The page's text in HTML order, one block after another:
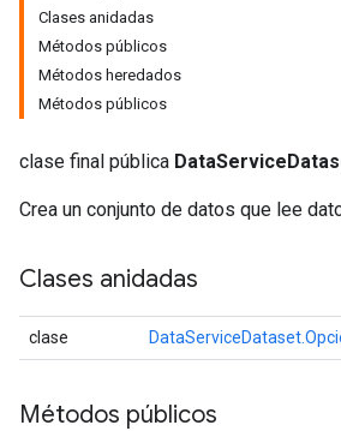
Clases anidadas
Métodos públicos
Métodos heredados
Métodos públicos
clase final pública
Crea un conjunto de datos que lee
Clases anidadas
clase
Métodos públicos